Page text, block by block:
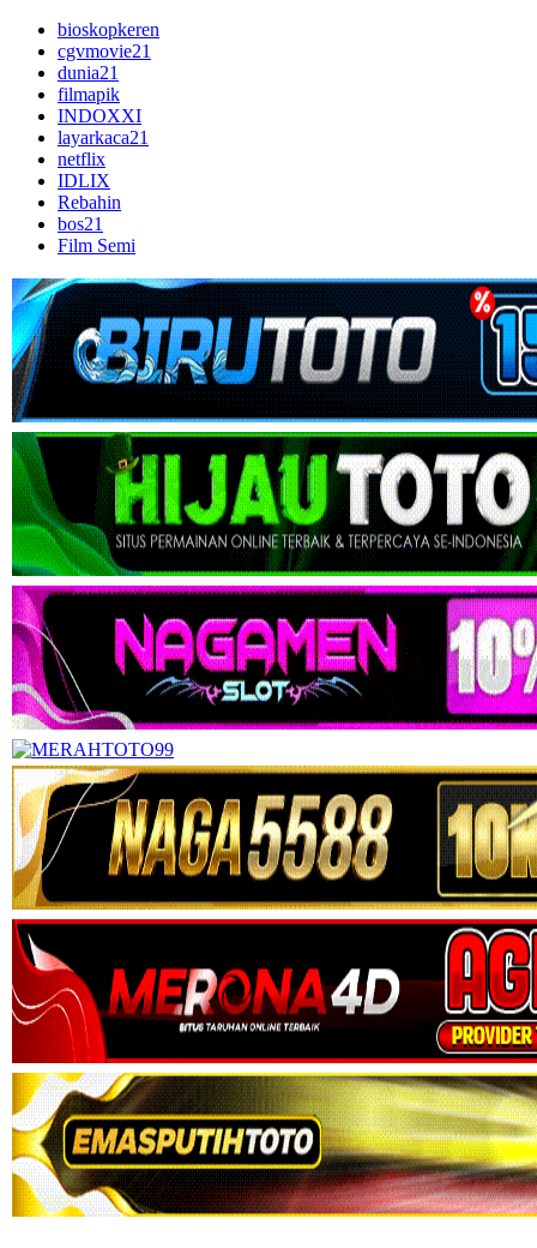
bioskopkeren
cgvmovie21
dunia21
filmapik
INDOXXI
layarkaca21
netflix
IDLIX
Rebahin
bos21
Film Semi